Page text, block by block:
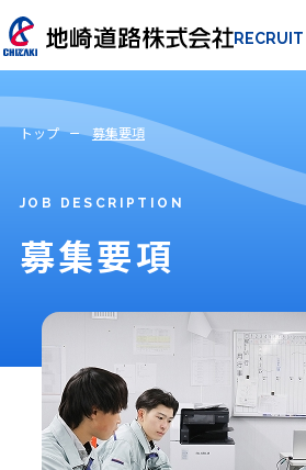
RECRUIT
トップページ
代表メッセージ
社是・経営理念・ビジョン
地崎道路の特徴
会社概要
トップ 募集要項
JOB DESCRIPTION
募集要項